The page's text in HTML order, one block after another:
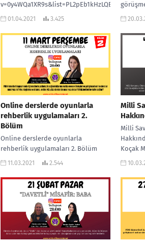
01.04.2021 3.425
Online derslerde oyunlarla
rehberlik uygulamaları 2.
Bölüm
Online derslerde oyunlarla
rehberlik uygulamaları 2. Bölüm
PDR hizmetleri kapsamında
sağlamlıklarına katkı verecek
önleyici ve gelişimsel online
11.03.2021 2.544
Milli
Milli
Koçak